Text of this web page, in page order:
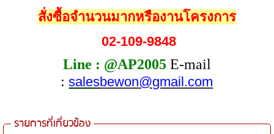
สั่งซื้อจำนวนมากหรืองานโครงการ
02-109-9848
Line : @AP2005E-mail
:salesbewon@gmail.com
รายการที่เกี่ยวข้อง